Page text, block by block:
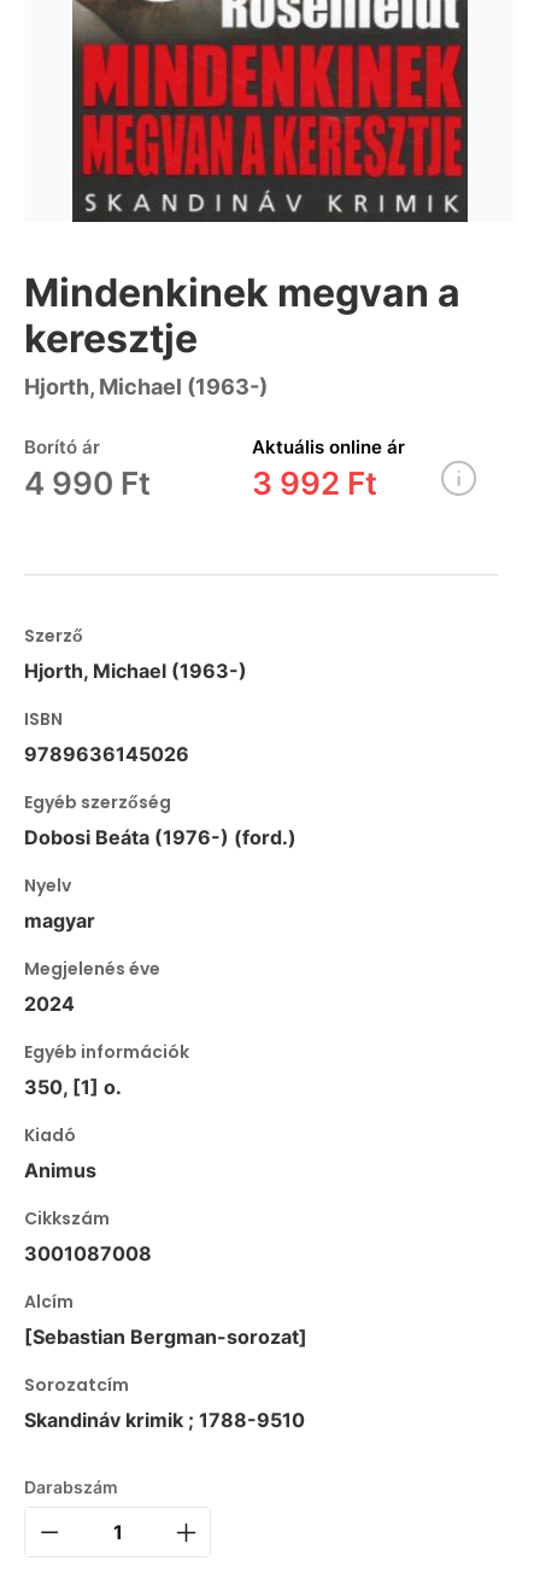
Mindenkinek megvan a
keresztje
Hjorth, Michael (1963-)
Borító ár
4 990 Ft
Aktuális online ár
3 992 Ft
Szerző
Hjorth, Michael (1963-)
ISBN
9789636145026
Egyéb szerzőség
Dobosi Beáta (1976-) (ford.)
Nyelv
magyar
Megjelenés éve
2024
Egyéb információk
350, [1] o.
Kiadó
Animus
Cikkszám
3001087008
Alcím
[Sebastian Bergman-sorozat]
Sorozatcím
Skandináv krimik ; 1788-9510
Darabszám